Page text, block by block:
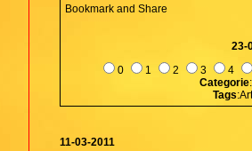
23-
0
1 2 3
4
Categorie
Tags
11-03-2011